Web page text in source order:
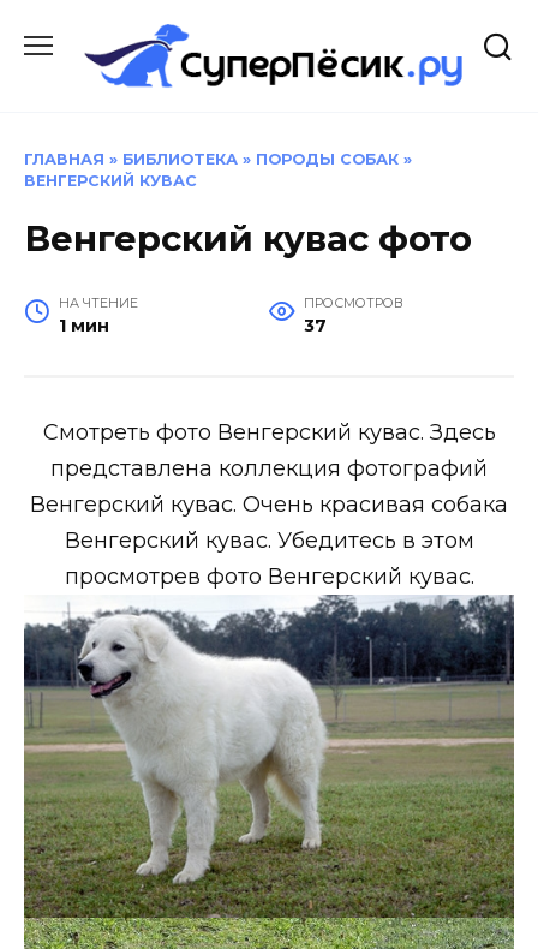
содержанию
ГЛАВНАЯ » БИБЛИОТЕКА » ПОРОДЫ СОБАК »
ВЕНГЕРСКИЙ КУВАС
Венгерский кувас фото
НА ЧТЕНИЕ
1 мин
ПРОСМОТРОВ
37
Смотреть фото Венгерский кувас. Здесь
представлена коллекция фотографий
Венгерский кувас. Очень красивая собака
Венгерский кувас. Убедитесь в этом
просмотрев фото Венгерский кувас.